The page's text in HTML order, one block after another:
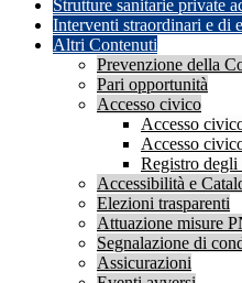
Strutture sanitarie private
Interventi straordinari e di
Altri Contenuti
Prevenzione della
Pari opportunità
Accesso civico
Accesso
Accesso
Registro degli
Accessibilità e
Elezioni trasparenti
Attuazione misure
Segnalazione di
Assicurazioni